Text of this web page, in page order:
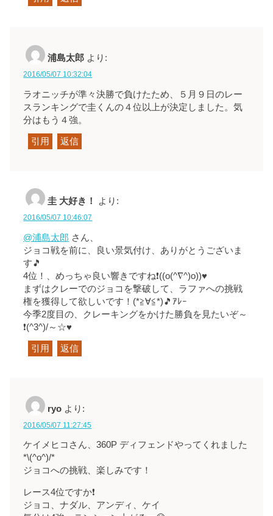
浦島太郎 より:
2016/05/07 10:32:04
ラオニッチが準々決勝で負けたため、５月９日のレー
スランキングで圭くんの４位以上が決定しました。気
分はもう４強。
引用 返信
圭 大好き！ より:
2016/05/07 10:46:07
@浦島太郎 さん、
ジョコ戦を前に、良い景気付け、ありがとうございま
す🎵
4位！、めっちゃ良い響きですね❗((o(^∇^)o))♥
まずはクレーでのジョコを撃破して、ラファへの挑戦
権を獲得して欲しいです！(*≧∀≦*)🎵ｱﾚｰ
今季2度目の、クレーキングをかけた勝負を見たいぞ～
❗(^3^)/～☆♥
引用 返信
ryo より:
2016/05/07 11:27:45
ケイメヒコさん、360P ディフェンドやってくれました
*\(^o^)/*
ジョコへの挑戦、楽しみです！
レース4位ですか❗️
ジョコ、ナダル、アンディ、ケイ